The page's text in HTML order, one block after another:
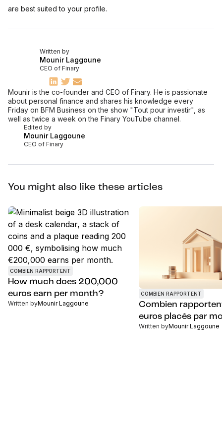
are best suited to your profile.
Edited by
Mounir Laggoune
CEO of Finary
Written by
Mounir Laggoune
CEO of Finary
Mounir is the co-founder and CEO of Finary. He is passionate
about personal finance and shares his knowledge every
Friday on BFM Business on the show "Tout pour investir", as
well as twice a week on the Finary YouTube channel.
You might also like these articles
COMBIEN RAPPORTENT
How much does 200,000
euros earn per month?
Written byMounir Laggoune
COMBIEN RAPPORTENT
Combien
euros placés par
Written byMounir Laggoune